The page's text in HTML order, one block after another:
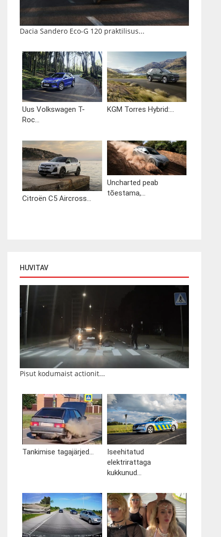
Dacia Sandero Eco-G 120 praktilisus...
Uus Volkswagen T-
Roc...
KGM Torres Hybrid:...
Citroën C5 Aircross...
Uncharted peab
tõestama,...
HUVITAV
Pisut kodumaist actionit...
Tankimise tagajärjed...
Iseehitatud
elektrirattaga
kukkunud...